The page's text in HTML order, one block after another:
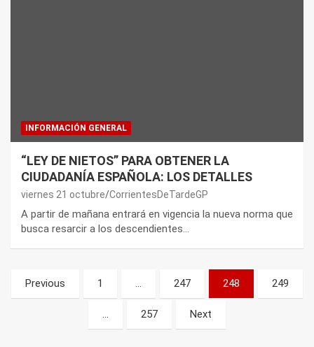
INFORMACIÓN GENERAL
“LEY DE NIETOS” PARA OBTENER LA
CIUDADANÍA ESPAÑOLA: LOS DETALLES
viernes 21 octubre CorrientesDeTardeGP
A partir de mañana entrará en vigencia la nueva norma que
busca resarcir a los descendientes…
Paginación
de
Previous 1 … 247 248 249
… 257 Next